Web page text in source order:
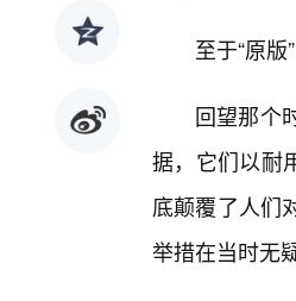
至于“原
回望那个
据，它们以耐
底颠覆了人们
举措在当时无